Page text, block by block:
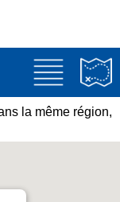
la même région,